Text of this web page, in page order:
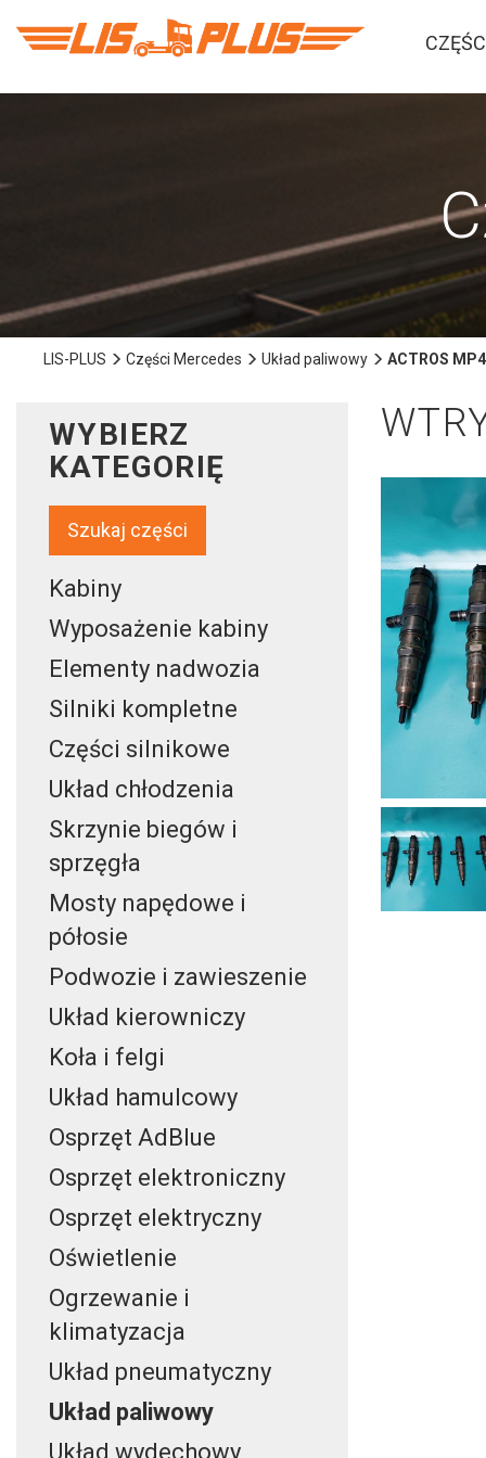
LIS-PLUS Części Mercedes Układ paliwowy ACTROS
WYBIERZ
KATEGORIĘ
Szukaj części
Kabiny
Wyposażenie kabiny
Elementy nadwozia
Silniki kompletne
Części silnikowe
Układ chłodzenia
Skrzynie biegów i
sprzęgła
Mosty napędowe i
półosie
Podwozie i zawieszenie
Układ kierowniczy
Koła i felgi
Układ hamulcowy
Osprzęt AdBlue
Osprzęt elektroniczny
Osprzęt elektryczny
Oświetlenie
Ogrzewanie i
klimatyzacja
Układ pneumatyczny
Układ paliwowy
Układ wydechowy